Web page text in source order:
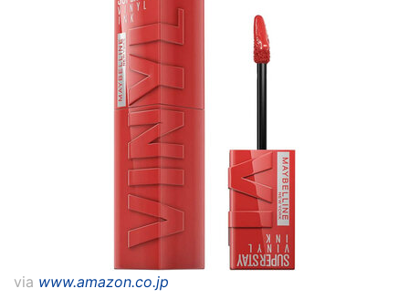
via www.amazon.co.jp